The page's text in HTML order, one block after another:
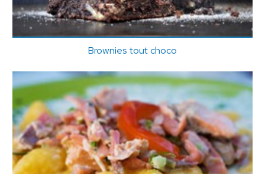
Brownies tout choco